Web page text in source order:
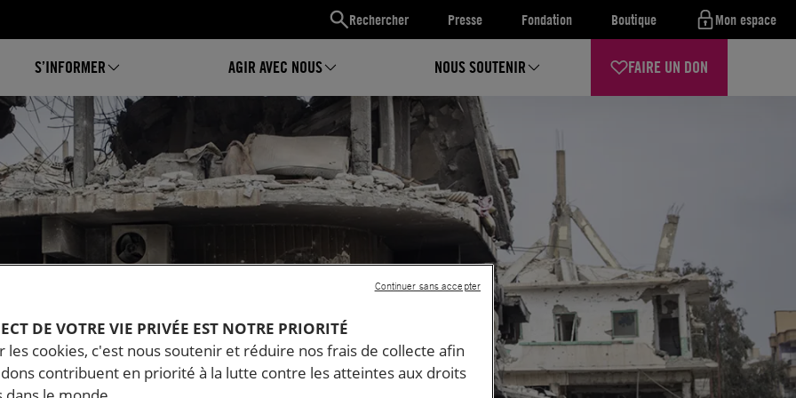
Rechercher Presse Fondation Boutique Mon espace
S’INFORMER AGIR AVEC NOUS NOUS SOUTENIR FAIRE UN DON
à
DE VOTRE VIE PRIVÉE EST NOTRE PRIORITÉ
les cookies, c'est nous soutenir et réduire nos frais de collecte afin
contribuent en priorité à la lutte contre les atteintes aux droits
Continuer sans accepter